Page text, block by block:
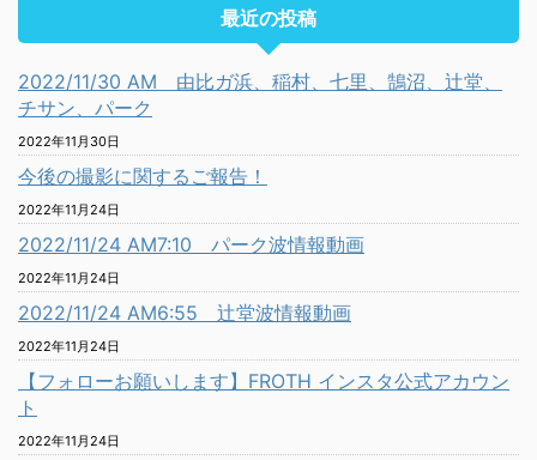
最近の投稿
2022/11/30 AM 由比ガ浜、稲村、七里、鵠沼、辻堂、
チサン、パーク
2022年11月30日
今後の撮影に関するご報告！
2022年11月24日
2022/11/24 AM7:10 パーク波情報動画
2022年11月24日
2022/11/24 AM6:55 辻堂波情報動画
2022年11月24日
【フォローお願いします】FROTH インスタ公式アカウン
ト
2022年11月24日